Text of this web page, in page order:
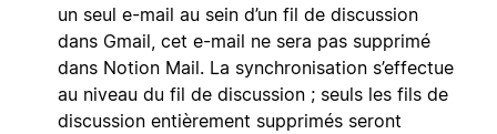
un seul e-mail au sein d’un fil de discussion
dans Gmail, cet e-mail ne sera pas supprimé
dans Notion Mail. La synchronisation s’effectue
au niveau du fil de discussion ; seuls les fils de
discussion entièrement supprimés seront